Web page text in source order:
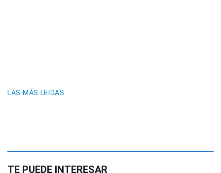
LAS MÁS LEIDAS
TE PUEDE INTERESAR